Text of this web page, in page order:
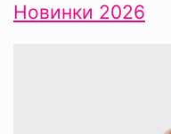
Новинки 2026